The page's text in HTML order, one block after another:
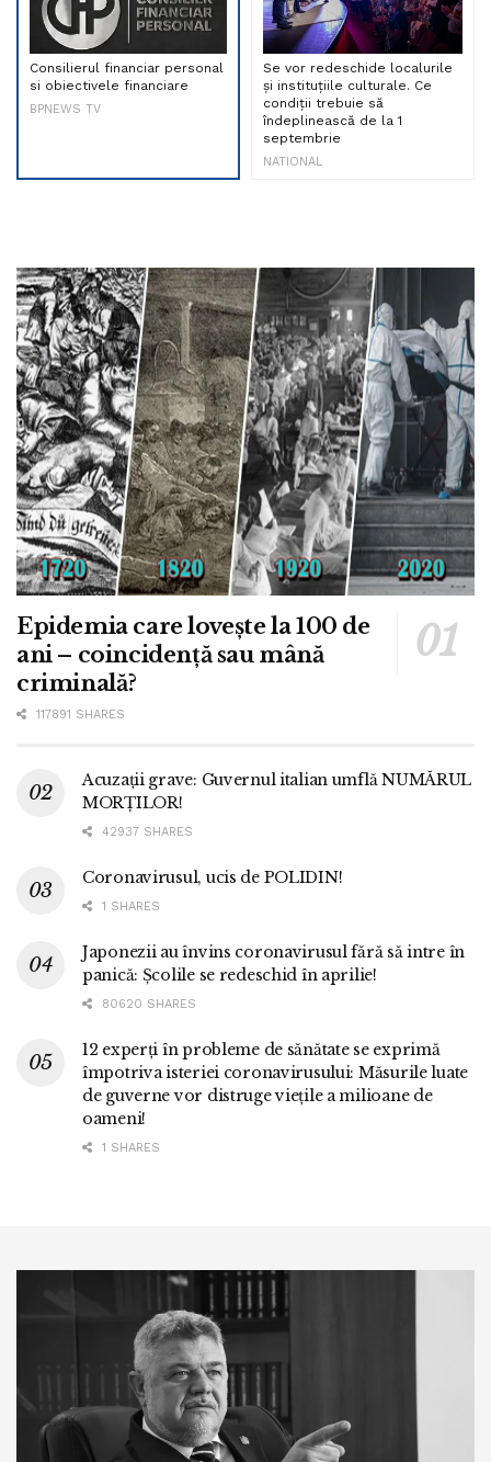
Consilierul financiar personal
si obiectivele financiare
BPNEWS TV
Se vor redeschide localurile
și instituțiile culturale. Ce
condiții trebuie să
îndeplinească de la 1
septembrie
NATIONAL
Epidemia care lovește la 100 de
ani – coincidență sau mână
criminală?
117891 SHARES
Acuzații grave: Guvernul italian umflă NUMĂRUL
MORȚILOR!
42937 SHARES
Coronavirusul, ucis de POLIDIN!
1 SHARES
Japonezii au învins coronavirusul fără să intre în
panică: Școlile se redeschid în aprilie!
80620 SHARES
12 experți în probleme de sănătate se exprimă
împotriva isteriei coronavirusului: Măsurile luate
de guverne vor distruge viețile a milioane de
oameni!
1 SHARES